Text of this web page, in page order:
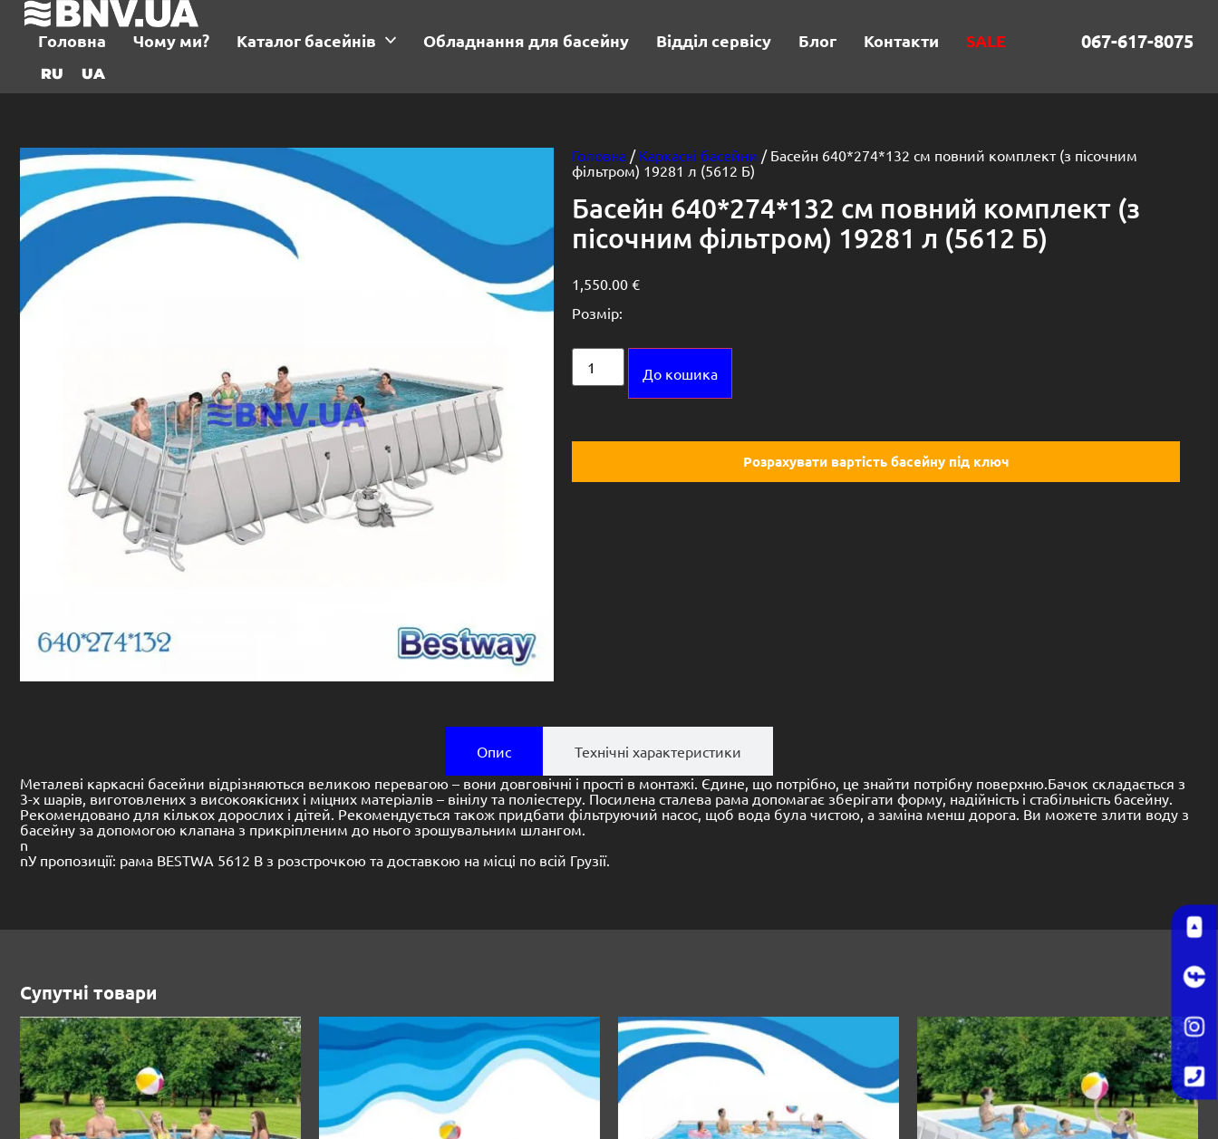
Головна Чому ми? Каталог басейнів Обладнання для басейну Відділ сервісу Блог Контакти SALE 067-617-8075
RU UA
Головна / Каркасні басейни / Басейн 640*274*132 см повний комплект (з пісочним
фільтром) 19281 л (5612 Б)
Басейн 640*274*132 см повний комплект (з
пісочним фільтром) 19281 л (5612 Б)
1,550.00€
Розмір:
До кошика
Розрахувати вартість басейну під ключ
Опис
Технічні характеристики
Металеві каркасні басейни відрізняються великою перевагою – вони довговічні і прості в монтажі. Єдине, що потрібно, це знайти потрібну поверхню.Бачок складається з
3-х шарів, виготовлених з високоякісних і міцних матеріалів – вінілу та поліестеру. Посилена сталева рама допомагає зберігати форму, надійність і стабільність басейну.
Рекомендовано для кількох дорослих і дітей. Рекомендується також придбати фільтруючий насос, щоб вода була чистою, а заміна менш дорога. Ви можете злити воду з
басейну за допомогою клапана з прикріпленим до нього зрошувальним шлангом.
n
nУ пропозиції: рама BESTWA 5612 B з розстрочкою та доставкою на місці по всій Грузії.
Супутні товари